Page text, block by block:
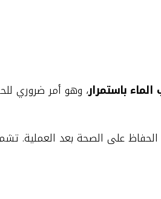
باستمرار، وهو أمر ضروري
على الصحة بعد العملية.